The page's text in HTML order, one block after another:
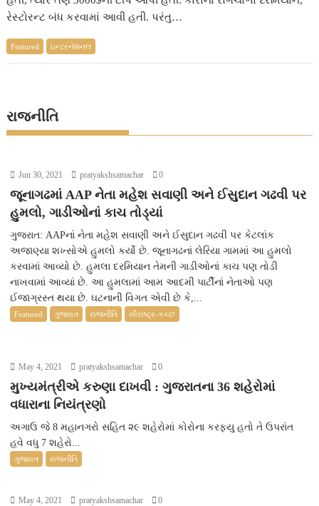
રેસ્ટોરન્ટ બંધ કરવામાં આવી હતી. પરંતુ…
Featured ઇન્ટરનેશનલ
રાજનીતિ
Jun 30, 2021 pratyakshsamachar 0
જૂનાગઢમાં AAP નેતા મહેશ સવાણી અને ઈસુદાન ગઢવી પર
હુમલો, ગાડીઓનાં કાચ તોડ્યાં
ગુજરાત: AAPનાં નેતા મહેશ સવાણી અને ઈસુદાન ગઢવી પર કેટલાંક
અજાણ્યા શખ્સોએ હુમલો કર્યો છે. જૂનાગઢનાં લેરિયા ગામમાં આ હુમલો
કરવામાં આવ્યો છે. હુમલા દરમિયાન તેમની ગાડીઓનાં કાચ પણ તોડી
નાખવામાં આવ્યાં છે. આ હુમલામાં આમ આદમી પાર્ટીનાં નેતાઓ પણ
ઈજાગ્રસ્ત થયા છે. ઘટનાની વિગત એવી છે કે,...
Featured ગુજરાત રાજનીતિ સૌરાષ્ટ્ર-કચ્છ
May 4, 2021 pratyakshsamachar 0
મુખ્યમંત્રીએ કરુણા દાખવી : ગુજરાતના 36 શહેરોમાં
વધારાના નિયંત્રણો
અગાઉ જે 8 મહાનગરો સહિત ૨૯ શહેરોમાં કોરોના કરફ્યુ હતો તે ઉપરાંત
હવે વધુ 7 શહેરો...
ગુજરાત રાજનીતિ
May 4, 2021 pratyakshsamachar 0